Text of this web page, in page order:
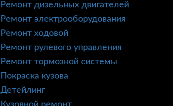
Ремонт дизельных двигателей
Ремонт электрооборудования
Ремонт ходовой
Ремонт рулевого управления
Ремонт тормозной системы
Покраска кузова
Детейлинг